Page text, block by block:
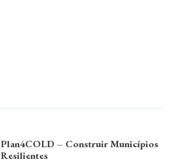
Plan4COLD – Construir Municípios
Resilientes